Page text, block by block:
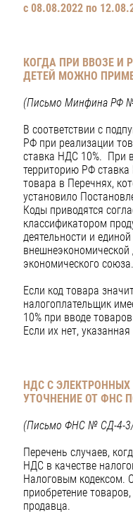
с 08.08.2022 по
КОГДА ПРИ ВВОЗЕ И
ДЕТЕЙ МОЖНО
(Письмо Минфина РФ №
В соответствии с
РФ при реализации
ставка НДС 10%. При
территорию РФ ставка
товара в Перечнях,
установило
Коды приводятся
классификатором
деятельности и
внешнеэкономической
экономического союза.
Если код товара
налогоплательщик
10% при вводе
Если их нет,
НДС С ЭЛЕКТРОННЫХ
УТОЧНЕНИЕ ОТ ФНС
(Письмо ФНС № СД-4-3/
Перечень случаев,
НДС в качестве
Налоговым кодексом.
приобретение
продавца.